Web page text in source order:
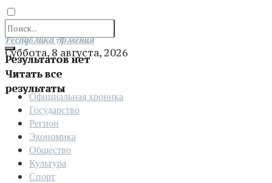
Результатов нет
Читать все
результаты
Отправить
Республика Армения
Суббота, 8 августа, 2026
Официальная хроника
Государство
Регион
Экономика
Общество
Культура
Спорт